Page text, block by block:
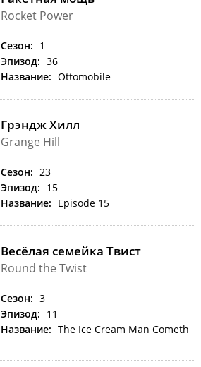
Rocket Power
Сезон: 1
Эпизод: 36
Название: Ottomobile
Грэндж Хилл
Grange Hill
Сезон: 23
Эпизод: 15
Название: Episode 15
Весёлая семейка Твист
Round the Twist
Сезон: 3
Эпизод: 11
Название: The Ice Cream Man Cometh